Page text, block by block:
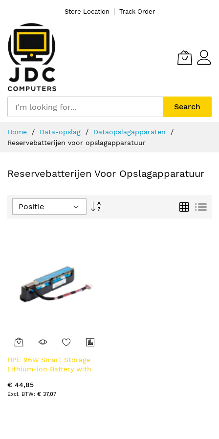
Store Location Track Order
Search
naar
de
Home Data-opslag
Dataopslagapparaten
Reservebatterijen voor opslagapparatuur
Reservebatterijen Voor Opslagapparatuur
Van
Foto-
tabel
HPE 96W Smart Storage
Lithium-ion Battery with
Ion (Li-Ion)
€ 44,85
€ 37,07